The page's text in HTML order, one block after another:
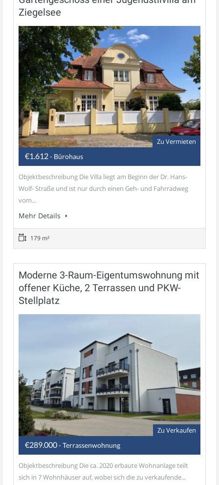
Ziegelsee
Zu Vermieten
€1.612- Bürohaus
Objektbeschreibung Die Villa liegt am Beginn der Dr. Hans-
Wolf- Straße und ist nur durch einen Geh- und Fahrradweg
vom...
Mehr Details
179 m²
Moderne 3-Raum-Eigentumswohnung mit
offener Küche, 2 Terrassen und PKW-
Stellplatz
Zu Verkaufen
€289.000- Terrassenwohnung
Objektbeschreibung Die ca. 2020 erbaute Wohnanlage teilt
sich in 7 Wohnhäuser auf, wobei sich die zu verkaufende...